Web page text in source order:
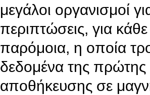
μεγάλοι οργανισμοί
περιπτώσεις, για
παρόμοια, η οποία
δεδομένα της πρώτης
αποθήκευσης σε